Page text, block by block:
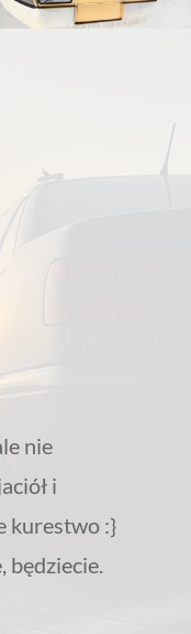
nie
i
kurestwo :}
będziecie.